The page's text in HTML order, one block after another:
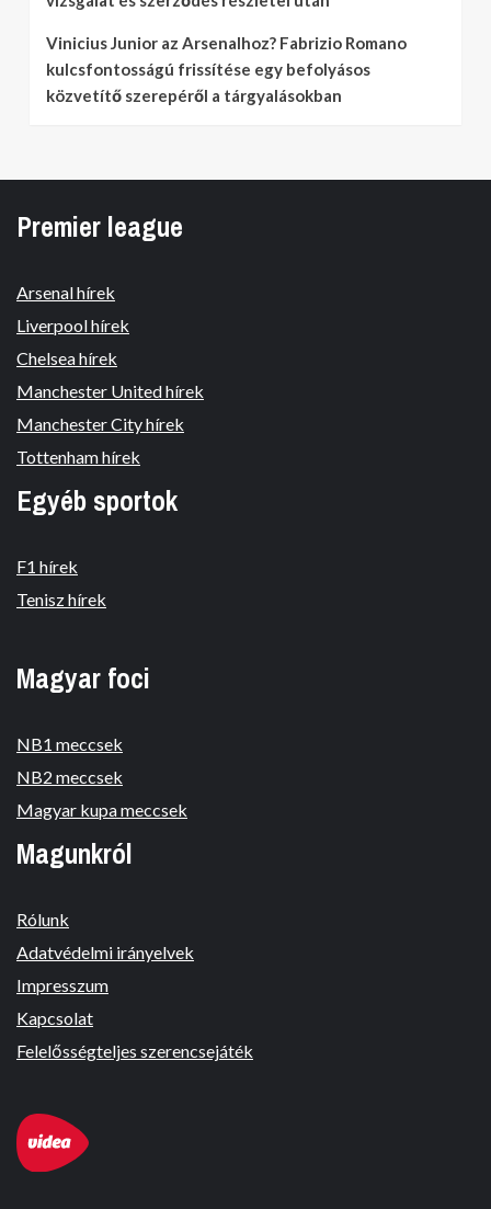
Vinicius Junior az Arsenalhoz? Fabrizio Romano
kulcsfontosságú frissítése egy befolyásos
közvetítő szerepéről a tárgyalásokban
Premier league
Arsenal hírek
Liverpool hírek
Chelsea hírek
Manchester United hírek
Manchester City hírek
Tottenham hírek
Egyéb sportok
F1 hírek
Tenisz hírek
Magyar foci
NB1 meccsek
NB2 meccsek
Magyar kupa meccsek
Magunkról
Rólunk
Adatvédelmi irányelvek
Impresszum
Kapcsolat
Felelősségteljes szerencsejáték